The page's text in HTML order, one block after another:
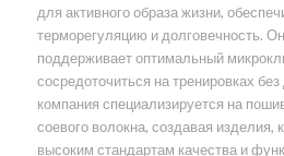
для активного образа жизни,
терморегуляцию и долговечность.
поддерживает оптимальный
сосредоточиться на тренировках
компания специализируется на
соевого волокна, создавая изделия,
высоким стандартам качества и